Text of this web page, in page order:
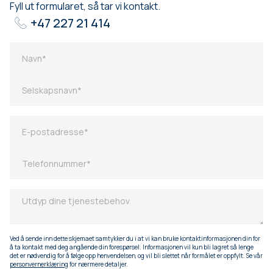
Fyll ut formularet, så tar vi kontakt.
+47 227 21 414
Ved å sende inn dette skjemaet samtykker du i at vi kan bruke kontaktinformasjonen din for
å ta kontakt med deg angående din forespørsel. Informasjonen vil kun bli lagret så lenge
det er nødvendig for å følge opp henvendelsen, og vil bli slettet når formålet er oppfylt. Se vår
personvernerklæring for nærmere detaljer.